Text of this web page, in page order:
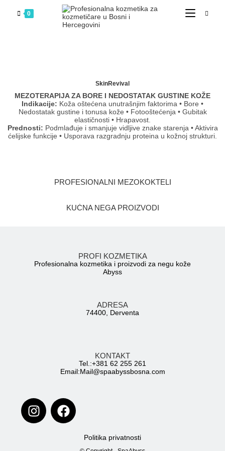
0
SkinRevival
MEZOTERAPIJA ZA BORE I NEDOSTATAK GUSTINE KOŽE
Indikacije: Koža oštećena unutrašnjim faktorima • Bore •
Nedostatak gustine i tonusa kože • Fotooštećenja • Gubitak
elastičnosti • Hrapavost.
Prednosti: Podmlađuje i smanjuje vidljive znake starenja • Aktivira
ćelijske funkcije • Usporava razgradnju proteina u kožnoj strukturi.
PROFESIONALNI MEZOKOKTELI
KUĆNA NEGA PROIZVODI
PROFI KOZMETIKA
Profesionalna kozmetika i proizvodi za negu kože
Abyss
ADRESA
74400, Derventa
KONTAKT
Tel.:+381 62 255 261
Email:Mail@spaabyssbosna.com
Politika privatnosti